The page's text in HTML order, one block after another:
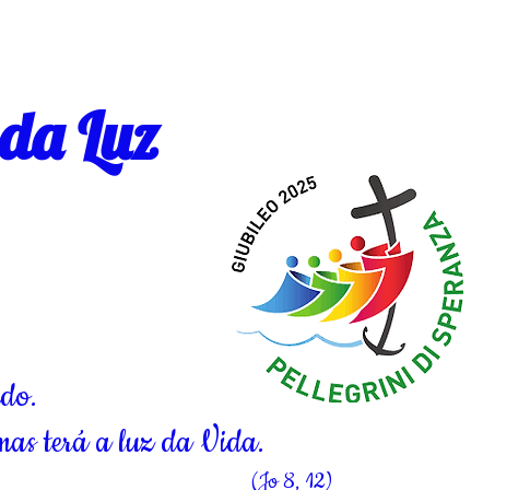
Luz
terá a luz da Vida.
(Jo 8, 12)